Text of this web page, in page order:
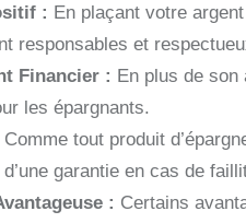
: En plaçant votre
responsables et
Financier : En plus de
les épargnants.
Comme tout produit
garantie en cas de
: Certains